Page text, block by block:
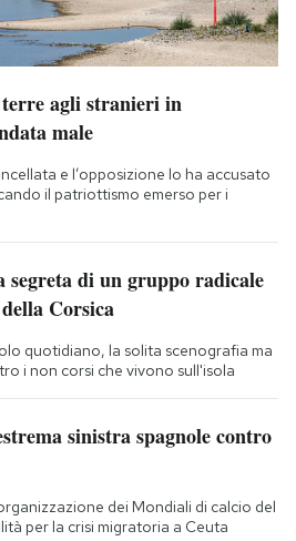
agli stranieri in
male
e l’opposizione lo ha accusato
il patriottismo emerso per i
segreta di un gruppo radicale
Corsica
quotidiano, la solita scenografia ma
i non corsi che vivono sull'isola
sinistra spagnole contro
dei Mondiali di calcio del
per la crisi migratoria a Ceuta